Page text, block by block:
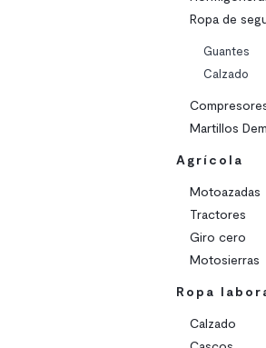
Ropa de
Guantes
Calzado
Martillos
Agrícola
Motoazadas
Tractores
Giro cero
Motosierras
Ropa
Calzado